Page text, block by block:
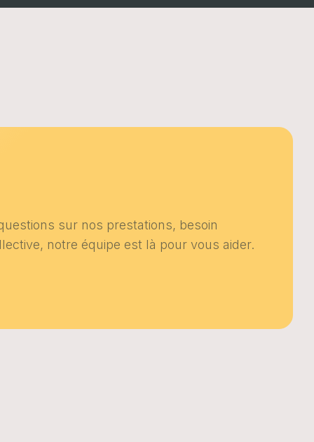
sur nos prestations, besoin
notre équipe est là pour vous aider.